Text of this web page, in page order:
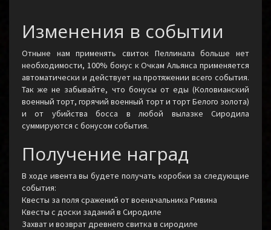
Изменения в событии
Отныне нам применять свиток Пеллинала больше нет
необходимости, 100% бонус к Очкам Альянса применяется
автоматически и действует на протяжении всего события.
Так же не забывайте, что бонусы от еды (Коловианский
военный торт, горячий военный торт и торт Белого золота)
и от убийства босса в любой вылазке Сиродила
суммируются с бонусом события.
Получение наград
В ходе ивента вы будете получать коробки за следующие
события:
Квесты за поля сражений от военачальника Ривина
Квесты с доски заданий в Сиродиле
Захват и возврат древнего свитка в сиродиле